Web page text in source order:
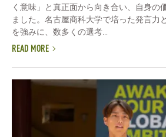
く意味」と真正面から向き合い、自身の
ました。名古屋商科大学で培った発言力
を強みに、数多くの選考...
READ MORE